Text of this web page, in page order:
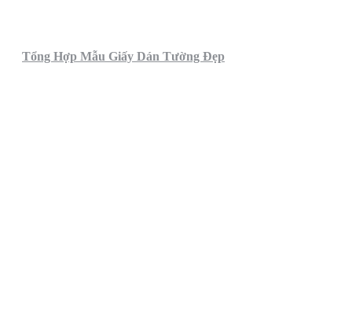
Tổng Hợp Mẫu Giấy Dán Tường Đẹp